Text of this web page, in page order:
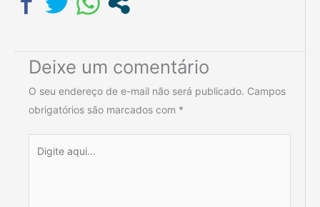
Deixe um comentário
O seu endereço de e-mail não será publicado. Campos
obrigatórios são marcados com *
aqui...